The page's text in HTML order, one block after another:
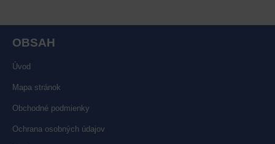
OBSAH
Úvod
Mapa stránok
Obchodné podmienky
Ochrana osobných údajov